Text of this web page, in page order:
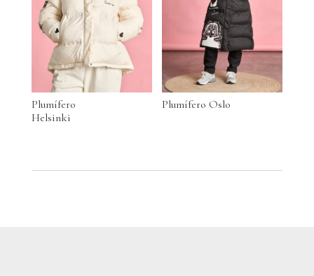
Plumífero
Helsinki
Plumífero Oslo